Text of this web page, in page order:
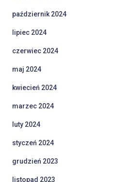
październik 2024
lipiec 2024
czerwiec 2024
maj 2024
kwiecień 2024
marzec 2024
luty 2024
styczeń 2024
grudzień 2023
listopad 2023